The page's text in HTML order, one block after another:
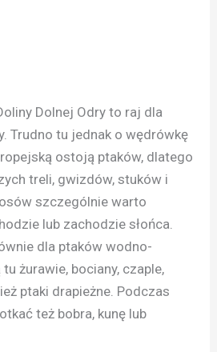
Dolnej Odry to raj dla
Trudno tu jednak o wędrówkę
ostoją ptaków, dlatego
treli, gwizdów, stuków i
szczególnie warto
lub zachodzie słońca.
dla ptaków wodno-
żurawie, bociany, czaple,
ptaki drapieżne. Podczas
też bobra, kunę lub